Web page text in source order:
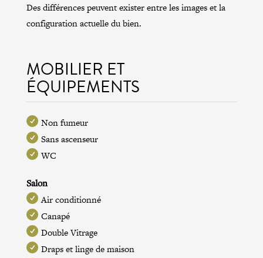
Des différences peuvent exister entre les images et la
configuration actuelle du bien.
MOBILIER ET
ÉQUIPEMENTS
Non fumeur
Sans ascenseur
WC
Salon
Air conditionné
Canapé
Double Vitrage
Draps et linge de maison